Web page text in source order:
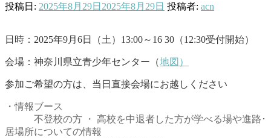
投稿日: 2025年8月29日 2025年8月29日 投稿者: acn
日時：2025年9月6日（土）13:00～16 30（12:30受付開始）
会場：神奈川県立青少年センター（地図）
参加ご希望の方は、当日直接会場にお越しください
・情報ブース
不登校の方 ・ 高校を中退者した方が学べる場や進路･
居場所についての情報